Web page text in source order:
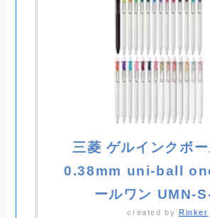
三菱 ゲルインクボ
0.38mm uni-ball
ールワン UMN-
created by Rinker